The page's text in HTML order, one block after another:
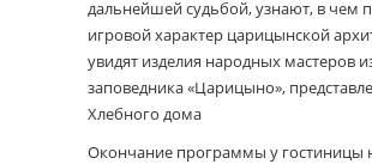
дальнейшей судьбой, узнают, в чем
игровой характер царицынской
увидят изделия народных мастеров
заповедника «Царицыно»,
Хлебного дома
Окончание программы у гостиницы